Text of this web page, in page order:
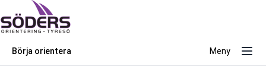
Börja orientera Meny